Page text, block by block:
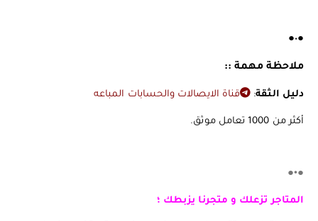
●•●
ملاحظة مهمة ::
دليل الثقة: قناة الايصالات والحسابات المباعه
أكثر من 1000 تعامل موثق.
●•●
المتاجر تزعلك و متجرنا يزبطك ؛